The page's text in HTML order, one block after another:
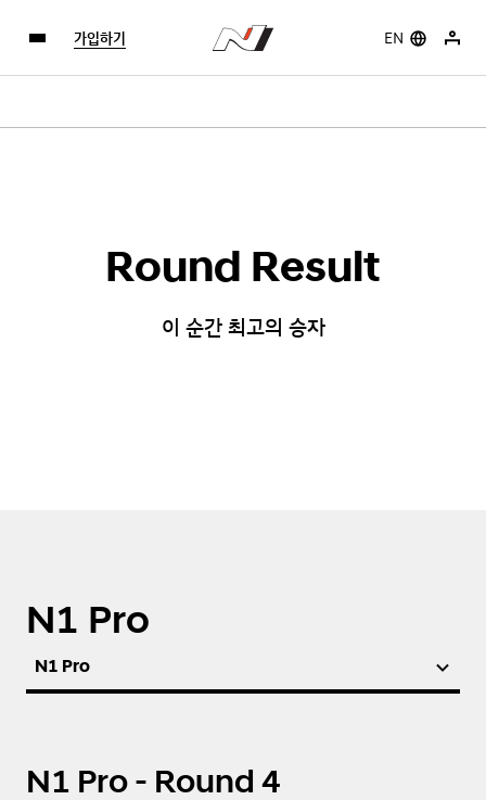
EN
가입하기
Round Result
이 순간 최고의 승자
N1 Pro
N1 Pro
N1 Pro - Round 4